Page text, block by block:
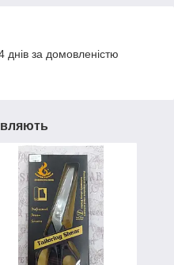
за домовленістю